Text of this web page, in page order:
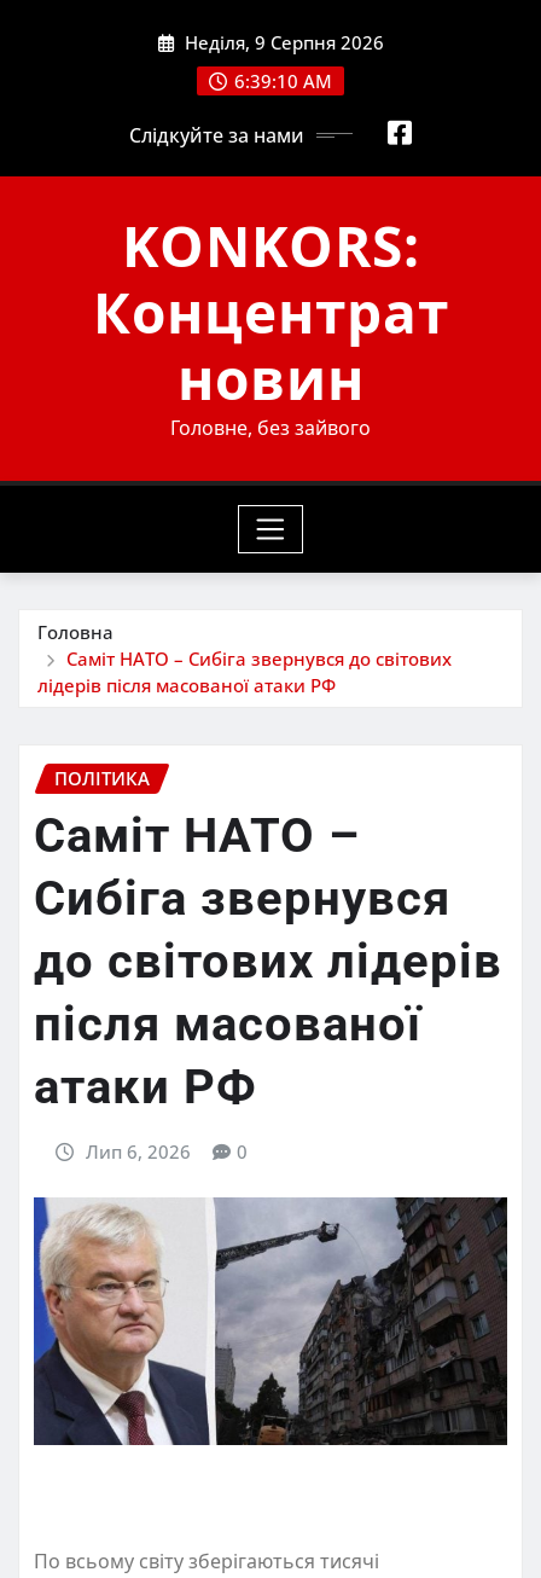
Неділя, 9 Серпня 2026
6:39:11 AM
Слідкуйте за нами
KONKORS:
Концентрат
новин
Головне, без зайвого
Головна
Саміт НАТО – Сибіга звернувся до світових
лідерів після масованої атаки РФ
ПОЛІТИКА
Саміт НАТО –
Сибіга звернувся
до світових лідерів
після масованої
атаки РФ
Лип 6, 2026 0
По всьому світу зберігаються тисячі